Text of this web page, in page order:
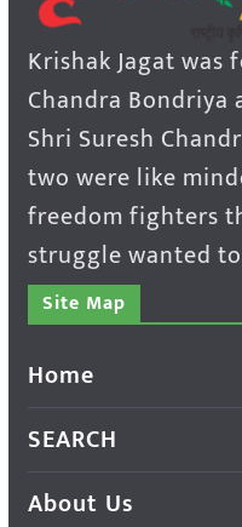
Krishak Jagat was
Chandra
Shri Suresh
two were like
freedom fighters
struggle wanted
Site Map
Home
SEARCH
About Us